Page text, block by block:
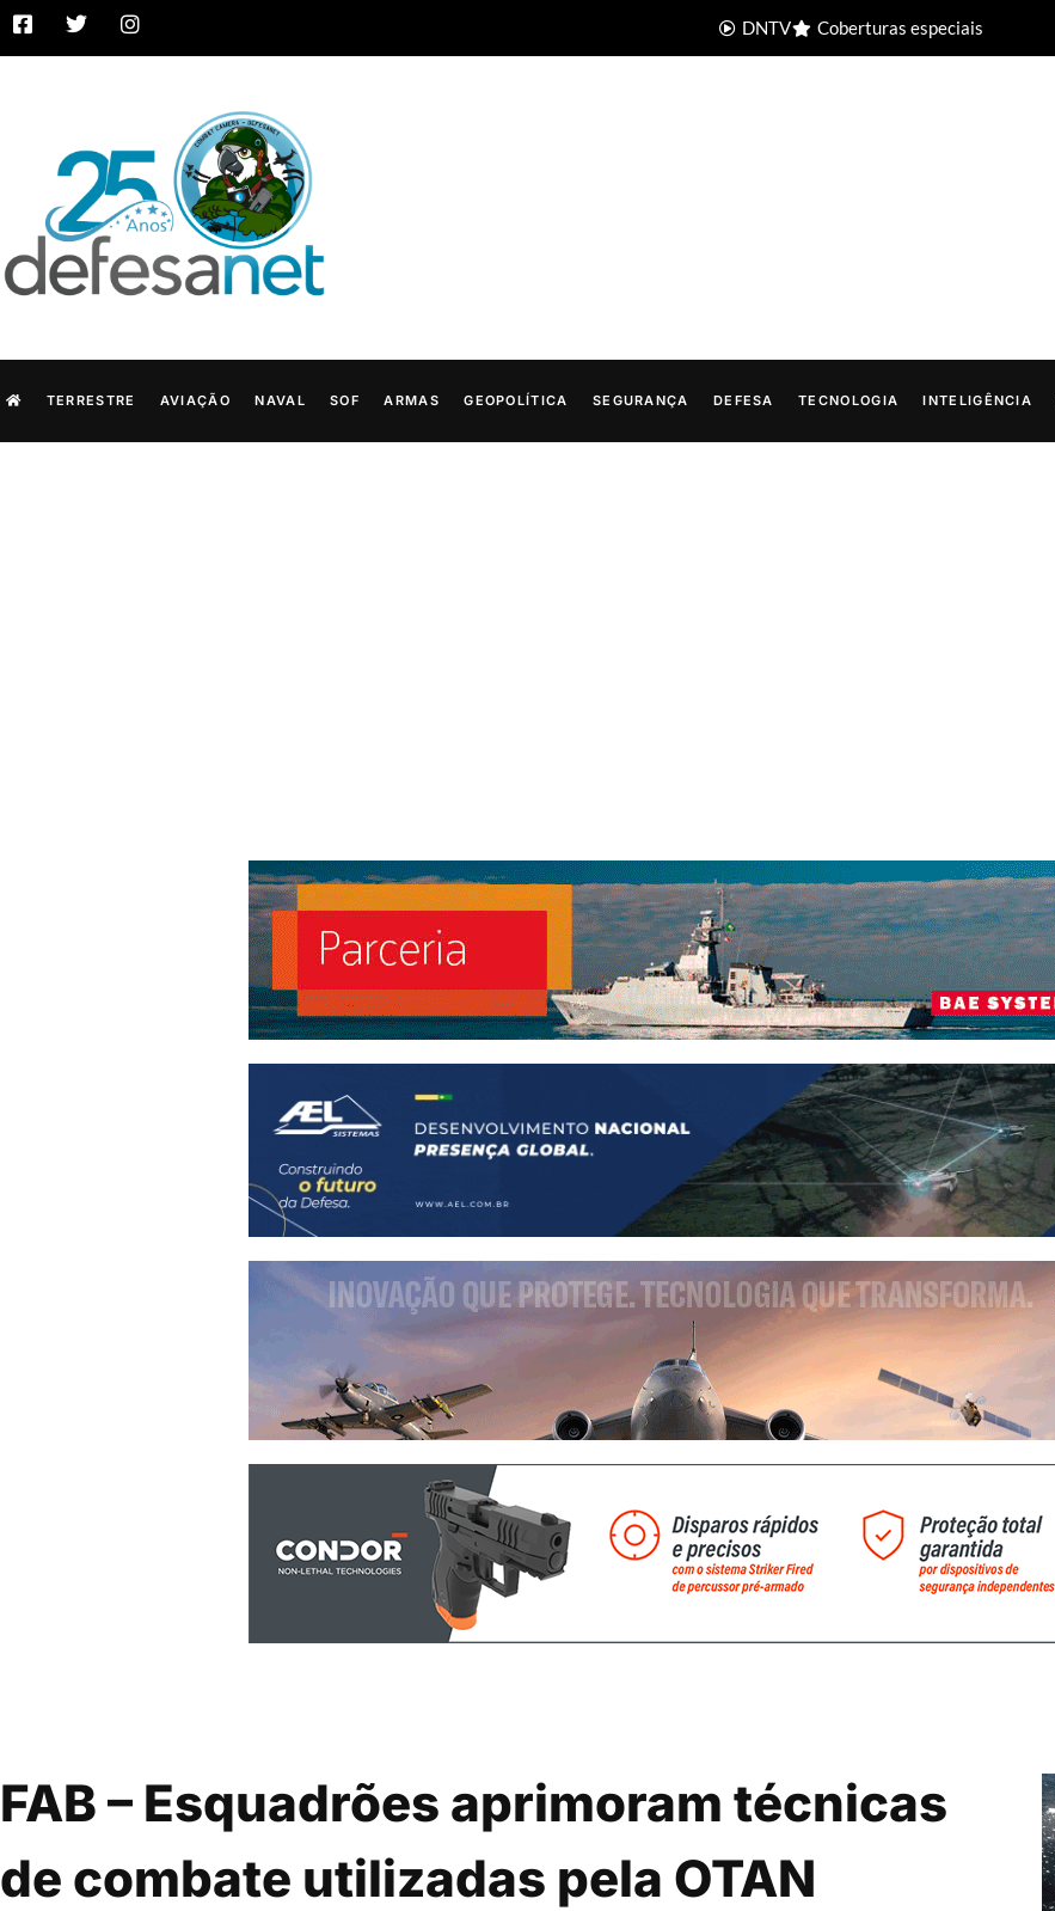
DNTV Coberturas especiais
TERRESTRE AVIAÇÃO NAVAL SOF ARMAS GEOPOLÍTICA SEGURANÇA DEFESA TECNOLOGIA INTELIGÊNCIA
FAB – Esquadrões aprimoram técnicas
de combate utilizadas pela OTAN